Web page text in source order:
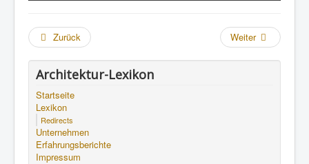
Zurück Weiter
Architektur-Lexikon
Startseite
Lexikon
Redirects
Unternehmen
Erfahrungsberichte
Impressum